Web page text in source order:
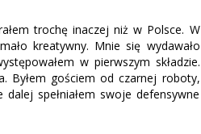
trochę inaczej niż w Polsce. W
kreatywny. Mnie się wydawało
w pierwszym składzie.
Byłem gościem od czarnej roboty,
spełniałem swoje defensywne